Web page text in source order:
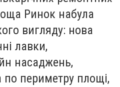
Ринок набула
вигляду: нова
лавки,
насаджень,
по периметру площі,